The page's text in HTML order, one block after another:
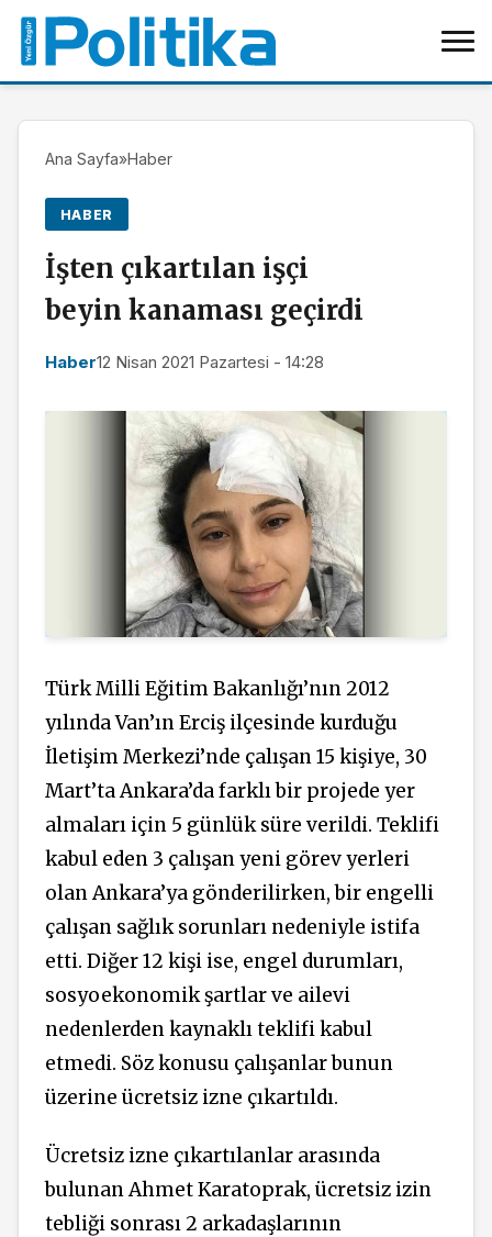
Ana Sayfa»Haber
HABER
İşten çıkartılan işçi
beyin kanaması geçirdi
Haber12 Nisan 2021 Pazartesi - 14:28
Türk Milli Eğitim Bakanlığı’nın 2012
yılında Van’ın Erciş ilçesinde kurduğu
İletişim Merkezi’nde çalışan 15 kişiye, 30
Mart’ta Ankara’da farklı bir projede yer
almaları için 5 günlük süre verildi. Teklifi
kabul eden 3 çalışan yeni görev yerleri
olan Ankara’ya gönderilirken, bir engelli
çalışan sağlık sorunları nedeniyle istifa
etti. Diğer 12 kişi ise, engel durumları,
sosyoekonomik şartlar ve ailevi
nedenlerden kaynaklı teklifi kabul
etmedi. Söz konusu çalışanlar bunun
üzerine ücretsiz izne çıkartıldı.
Ücretsiz izne çıkartılanlar arasında
bulunan Ahmet Karatoprak, ücretsiz izin
tebliği sonrası 2 arkadaşlarının